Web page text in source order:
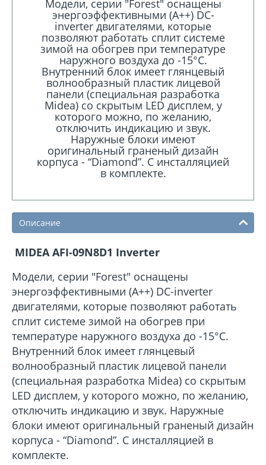
Модели, серии "Forest" оснащены
энергоэффективными (А++) DC-
inverter двигателями, которые
позволяют работать сплит системе
зимой на обогрев при температуре
наружного воздуха до -15°С.
Внутренний блок имеет глянцевый
волнообразный пластик лицевой
панели (специальная разработка
Midea) со скрытым LED дисплем, у
которого можно, по желанию,
отключить индикацию и звук.
Наружные блоки имеют
оригинальный граненый дизайн
корпуса - “Diamond”. С инсталляцией
в комплекте.
Описание
MIDEA AFI-09N8D1 Inverter
Модели, серии "Forest" оснащены
энергоэффективными (А++) DC-inverter
двигателями, которые позволяют работать
сплит системе зимой на обогрев при
температуре наружного воздуха до -15°С.
Внутренний блок имеет глянцевый
волнообразный пластик лицевой панели
(специальная разработка Midea) со скрытым
LED дисплем, у которого можно, по желанию,
отключить индикацию и звук. Наружные
блоки имеют оригинальный граненый дизайн
корпуса - “Diamond”. С инсталляцией в
комплекте.